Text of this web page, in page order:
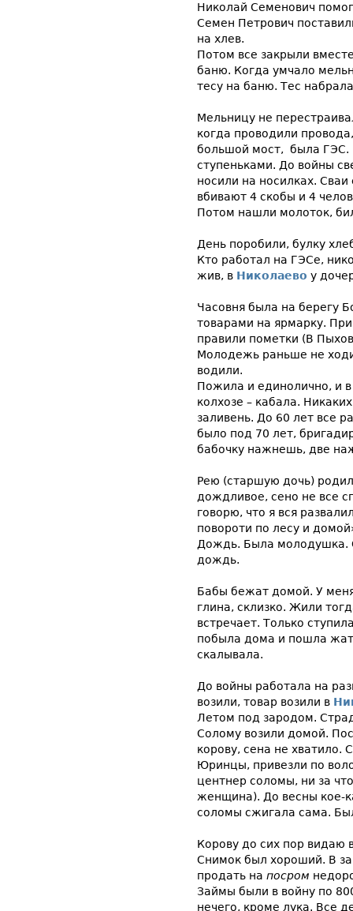
Николай Семенович
Семен Петрович
на хлев.
Потом все закрыли
баню. Когда умчало
тесу на баню. Тес
Мельницу не
когда проводили
большой мост, была ГЭС.
ступеньками. До войны
носили на носилках.
вбивают 4 скобы и 4
Потом нашли молоток,
День поробили, булку
Кто работал на ГЭСе,
жив, в Николаево у
Часовня была на берегу
товарами на ярмарку.
правили пометки (В
Молодежь раньше не
водили.
Пожила и единолично, и в
колхозе – кабала.
заливень. До 60 лет все
было под 70 лет,
бабочку нажнешь, две
Рею (старшую дочь)
дождливое, сено не все
говорю, что я вся
повороти по лесу и
Дождь. Была молодушка.
дождь.
Бабы бежат домой. У
глина, склизко. Жили
встречает. Только
побыла дома и пошла
скалывала.
До войны работала на
возили, товар возили в
Летом под зародом.
Солому возили домой.
корову, сена не хватило.
Юринцы, привезли по
центнер соломы, ни за
женщина). До весны кое-
соломы сжигала сама.
Корову до сих пор видаю
Снимок был хороший. В
продать на посром
Займы были в войну по
нечего, кроме лука. Все